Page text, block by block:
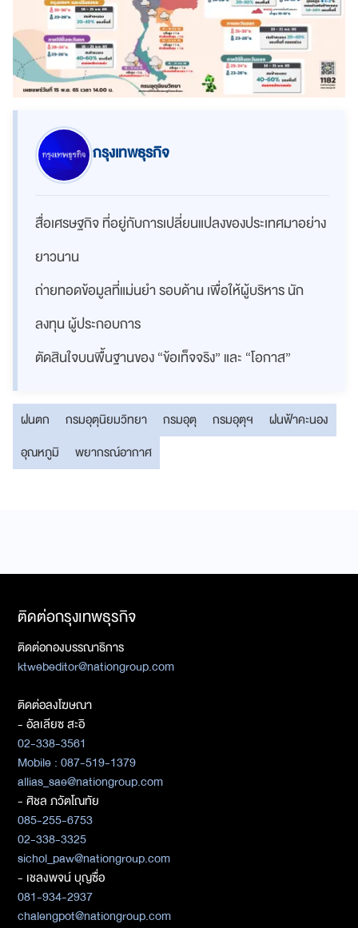
กรุงเทพธุรกิจ
สื่อเศรษฐกิจ ที่อยู่กับการเปลี่ยนแปลงของประเทศมาอย่าง
ยาวนาน
ถ่ายทอดข้อมูลที่แม่นยำ รอบด้าน เพื่อให้ผู้บริหาร นัก
ลงทุน ผู้ประกอบการ
ตัดสินใจบนพื้นฐานของ “ข้อเท็จจริง” และ “โอกาส”
ฝนตก กรมอุตุนิยมวิทยา กรมอุตุ กรมอุตุฯ
ฝนฟ้าคะนอง
อุณหภูมิ
พยากรณ์อากาศ
ติดต่อกรุงเทพธุรกิจ
ติดต่อกองบรรณาธิการ
ktwebeditor@nationgroup.com
ติดต่อลงโฆษณา
- อัลเลียซ สะอิ
02-338-3561
Mobile : 087-519-1379
allias_sae@nationgroup.com
- ศิชล ภวัตโณทัย
085-255-6753
02-338-3325
sichol_paw@nationgroup.com
- เชลงพจน์ บุญซื่อ
081-934-2937
chalengpot@nationgroup.com